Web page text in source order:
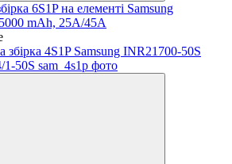
6S1P на елементі Samsung
mAh, 25A/45A